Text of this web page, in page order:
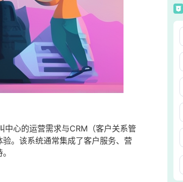
心的运营需求与CRM（客户关系管
。该系统通常集成了客户服务、营